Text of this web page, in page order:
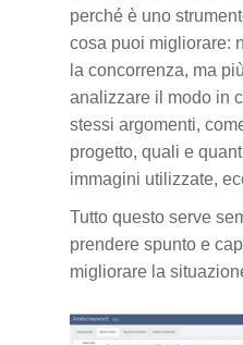
perché è uno
cosa puoi migliorare:
la concorrenza, ma
analizzare il modo in
stessi argomenti,
progetto, quali e
immagini utilizzate,
Tutto questo serve
prendere spunto e
migliorare la